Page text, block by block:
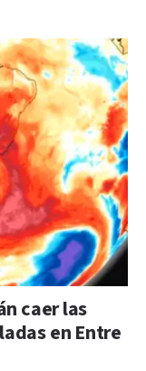
caer las
en Entre